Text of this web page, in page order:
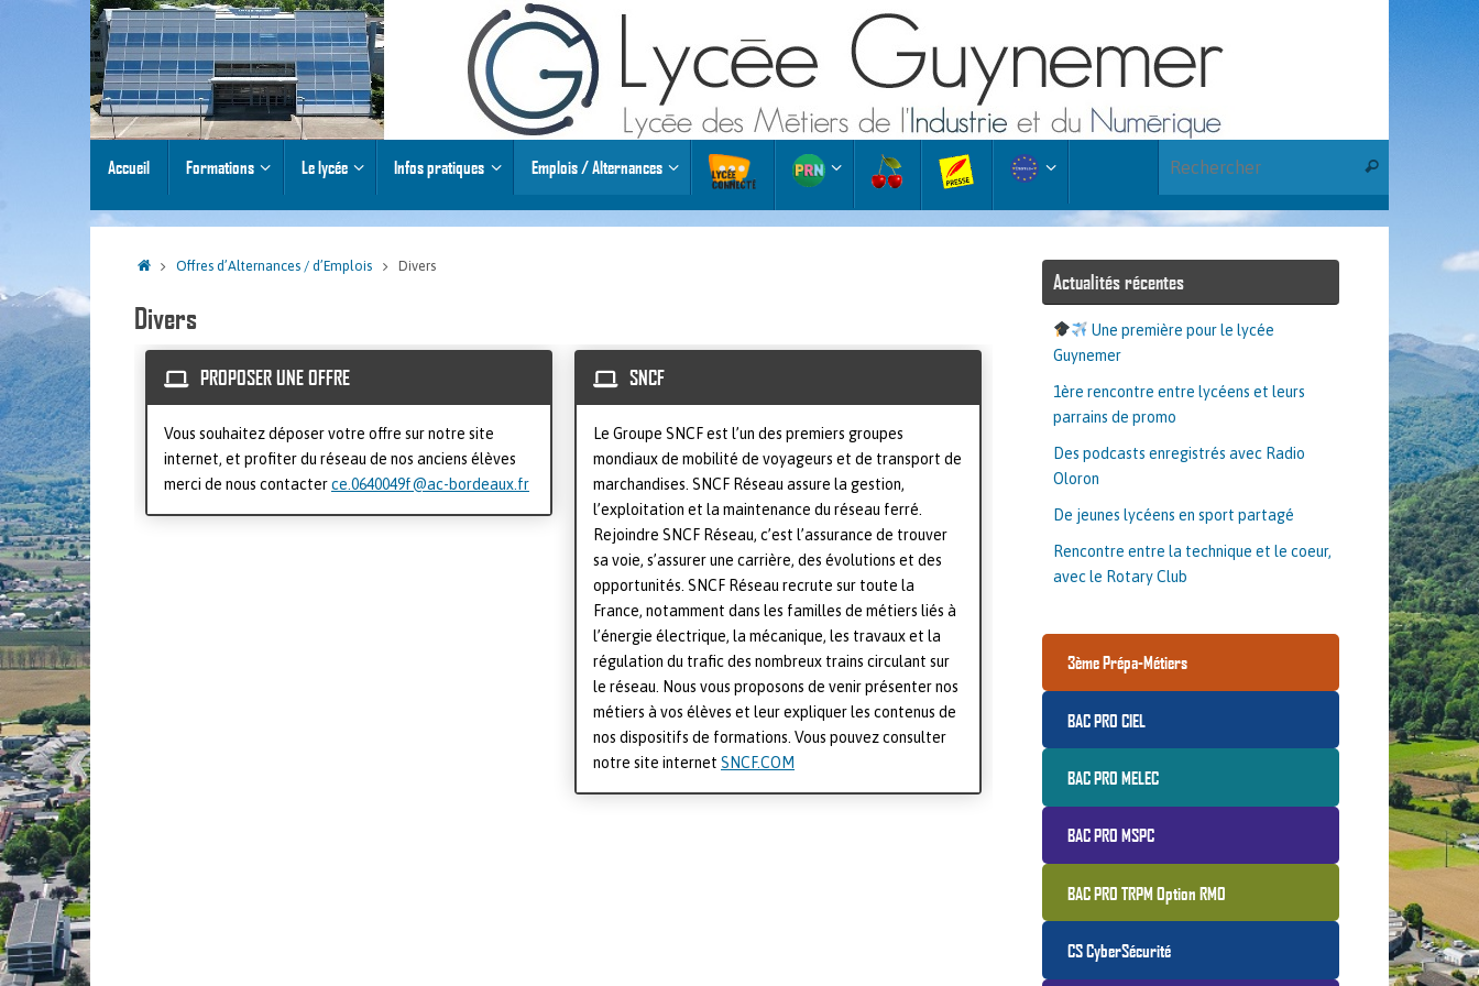
Accueil Formations Le lycée Infos pratiques Emplois / Alternances Rechercher
Accueil
Offres d’Alternances / d’Emplois Divers
Divers
PROPOSER UNE OFFRE
Vous souhaitez déposer votre offre sur notre site
internet, et profiter du réseau de nos anciens élèves
merci de nous contacterce.0640049f@ac-bordeaux.fr
SNCF
Le Groupe SNCF est l’un des premiers groupes
mondiaux de mobilité de voyageurs et de transport de
marchandises. SNCF Réseau assure la gestion,
l’exploitation et la maintenance du réseau ferré.
Rejoindre SNCF Réseau, c’est l’assurance de trouver
sa voie, s’assurer une carrière, des évolutions et des
opportunités. SNCF Réseau recrute sur toute la
France, notamment dans les familles de métiers liés à
l’énergie électrique, la mécanique, les travaux et la
régulation du trafic des nombreux trains circulant sur
le réseau. Nous vous proposons de venir présenter nos
métiers à vos élèves et leur expliquer les contenus de
nos dispositifs de formations. Vous pouvez consulter
notre site internet SNCF.COM
Actualités récentes
Une première pour le lycée
Guynemer
1ère rencontre entre lycéens et leurs
parrains de promo
Des podcasts enregistrés avec Radio
Oloron
De jeunes lycéens en sport partagé
Rencontre entre la technique et le coeur,
avec le Rotary Club
3ème Prépa-Métiers
BAC PRO CIEL
BAC PRO MELEC
BAC PRO MSPC
BAC PRO TRPM Option RMO
CS CyberSécurité